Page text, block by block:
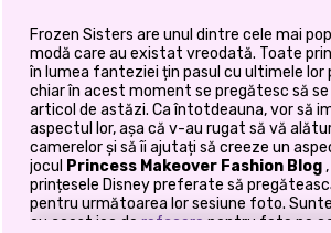
Frozen Sisters are unul dintre cele mai
modă care au existat vreodată. Toate
în lumea fanteziei țin pasul cu ultimele lor
chiar în acest moment se pregătesc să se
articol de astăzi. Ca întotdeauna, vor să
aspectul lor, așa că v-au rugat să vă
camerelor și să îi ajutați să creeze un
jocul Princess Makeover Fashion Blog,
prințesele Disney preferate să
pentru următoarea lor sesiune foto.
cu acest joc de refacere pentru fete pe